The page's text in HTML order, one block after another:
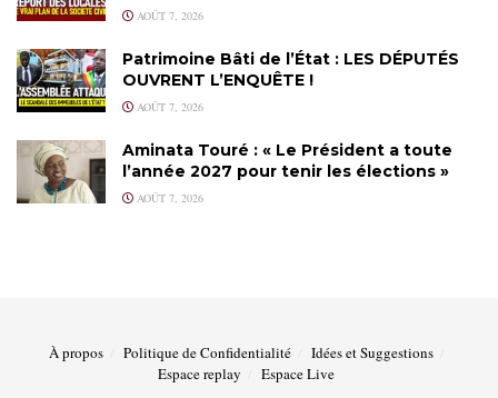
AOÛT 7, 2026
Patrimoine Bâti de l’État : LES DÉPUTÉS
OUVRENT L’ENQUÊTE !
AOÛT 7, 2026
Aminata Touré : « Le Président a toute
l’année 2027 pour tenir les élections »
AOÛT 7, 2026
À propos Politique de Confidentialité
Idées et Suggestions
Espace replay
Espace Live